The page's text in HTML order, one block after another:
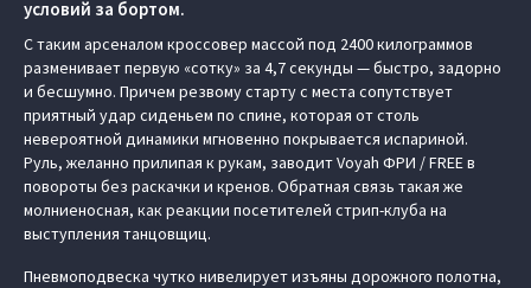
условий за бортом.
С таким арсеналом кроссовер массой под 2400 килограммов
разменивает первую «сотку» за 4,7 секунды — быстро, задорно
и бесшумно. Причем резвому старту с места сопутствует
приятный удар сиденьем по спине, которая от столь
невероятной динамики мгновенно покрывается испариной.
Руль, желанно прилипая к рукам, заводит Voyah ФРИ / FREE в
повороты без раскачки и кренов. Обратная связь такая же
молниеносная, как реакции посетителей стрип-клуба на
выступления танцовщиц.
Пневмоподвеска чутко нивелирует изъяны дорожного полотна,